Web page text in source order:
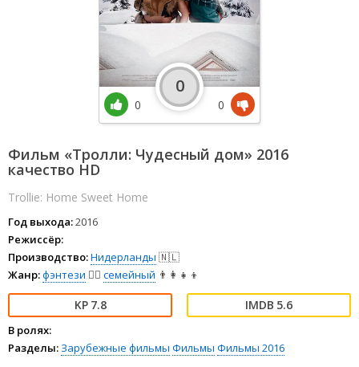
Фильм «Тролли: Чудесный дом» 2016
качество HD
Trollie: Home Sweet Home
Год выхода:2016
Режиссёр:
Производство:Нидерланды 🇳🇱
Жанр:фэнтези 🧝‍♂️ семейный 👨‍👩‍👧‍👦
7.8 5.6
В ролях:
Разделы: Зарубежные фильмы Фильмы Фильмы 2016
0
0
0